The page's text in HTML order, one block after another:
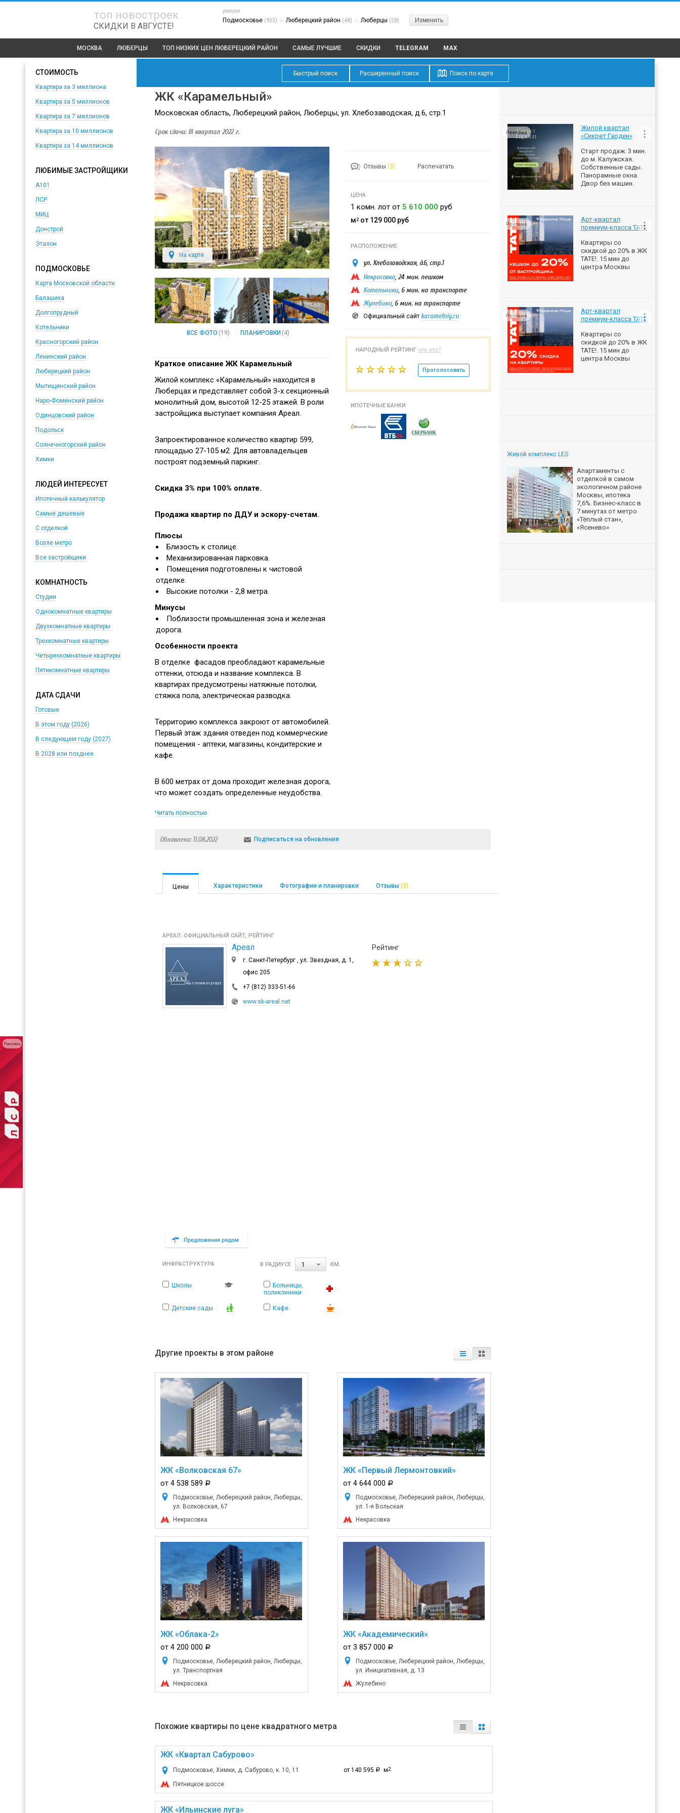
топ новостроек
СКИДКИ В АВГУСТЕ!
регион
Подмосковье (933) > Люберецкий район (48) > Люберцы (28) Изменить
МОСКВА ЛЮБЕРЦЫ ТОП НИЗКИХ ЦЕН ЛЮБЕРЕЦКИЙ РАЙОН САМЫЕ ЛУЧШИЕ СКИДКИ TELEGRAM MAX
СТОИМОСТЬ
Квартира за 3 миллиона
Квартира за 5 миллионов
Квартира за 7 миллионов
Квартира за 10 миллионов
Квартира за 14 миллионов
ЛЮБИМЫЕ ЗАСТРОЙЩИКИ
А101
ЛСР
МИЦ
Донстрой
Эталон
ПОДМОСКОВЬЕ
Карта Московской области
Балашиха
Долгопрудный
Котельники
Красногорский район
Ленинский район
Люберецкий район
Мытищинский район
Наро-Фоминский район
Одинцовский район
Подольск
Солнечногорский район
Химки
ЛЮДЕЙ ИНТЕРЕСУЕТ
Ипотечный калькулятор
Самые дешевые
С отделкой
Возле метро
Все застройщики
КОМНАТНОСТЬ
Студии
Однокомнатные квартиры
Двухкомнатные квартиры
Трехкомнатные квартиры
Четырехкомнатные квартиры
Пятикомнатные квартиры
ДАТА СДАЧИ
Готовые
В этом году (2026)
В следующем году (2027)
В 2028 или позднее
Быстрый поиск Расширенный поиск Поиск по карте
ЖК «Карамельный»
Московская область, Люберецкий район, Люберцы, ул. Хлебозаводская, д.6, стр.1
Срок сдачи: III квартал 2022 г.
Отзывы (3) Распечатать
На карте
ВСЕ ФОТО (19) ПЛАНИРОВКИ (4)
Краткое описание ЖК Карамельный
Жилой комплекс «Карамельный» находится в
Люберцах и представляет собой 3-х секционный
монолитный дом, высотой 12-25 этажей. В роли
застройщика выступает компания Ареал.
Запроектированное количество квартир 599,
площадью 27-105 м2. Для автовладельцев
построят подземный паркинг.
Скидка 3% при 100% оплате.
Продажа квартир по ДДУ и эскору-счетам.
Плюсы
Близость к столице.
Механизированная парковка.
Помещения подготовлены к чистовой
отделке.
Высокие потолки - 2,8 метра.
Минусы
Поблизости промышленная зона и железная
дорога.
Особенности проекта
В отделке фасадов преобладают карамельные
оттенки, отсюда и название комплекса. В
квартирах предусмотрены натяжные потолки,
стяжка пола, электрическая разводка.
Территорию комплекса закроют от автомобилей.
Первый этаж здания отведен под коммерческие
помещения - аптеки, магазины, кондитерские и
кафе.
В 600 метрах от дома проходит железная дорога,
что может создать определенные неудобства.
Инфраструктура района на высоком уровне -
супермаркеты. В нескольких минутах ходьбы
Читать полностью
ЦЕНА
1 комн. лот от 5 610 000 руб
м 2 от 129 000 руб
РАСПОЛОЖЕНИЕ
ул. Хлебозаводская, д.6, стр.1
Некрасовка, 24 мин. пешком
Котельники, 6 мин. на транспорте
Жулебино, 6 мин. на транспорте
Официальный сайт karamelniy.ru
НАРОДНЫЙ РЕЙТИНГ что это?
Проголосовать
ИПОТЕЧНЫЕ БАНКИ
Обновлено: 11.08.2022 Подписаться на обновления
Цены Характеристики Фотографии и планировки Отзывы (3)
АРЕАЛ: ОФИЦИАЛЬНЫЙ САЙТ, РЕЙТИНГ
Ареал
г. Санкт-Петербург , ул. Звездная, д. 1,
офис 205
+7 (812) 333-51-66
www.sk-areal.net
Рейтинг
ИНФРАСТРУКТУРА В РАДИУСЕ 1 КМ.
Школы
Больницы,
поликлиники
Детские сады Кафе
Другие проекты в этом районе
ЖК «Волковская 67»
от 4 538 589 a
Подмосковье, Люберецкий район, Люберцы,
ул. Волковская, 67
Некрасовка
ЖК «Первый Лермонтовкий»
от 4 644 000 a
Подмосковье, Люберецкий район, Люберцы,
ул. 1-я Вольская
Некрасовка
ЖК «Облака-2»
от 4 200 000 a
Подмосковье, Люберецкий район, Люберцы,
ул. Транспортная
Некрасовка
ЖК «Академический»
от 3 857 000 a
Подмосковье, Люберецкий район, Люберцы,
ул. Инициативная, д. 13
Жулебино
Похожие квартиры по цене квадратного метра
ЖК «Квартал Сабурово»
от 140 595 a м2
Подмосковье, Химки, д. Сабурово, к. 10, 11
Пятницкое шоссе
ЖК «Ильинские луга»
Реклама
Жилой квартал
«Сикрет Гарден»
Старт продаж. 3 мин.
до м. Калужская.
Собственные сады.
Панорамные окна.
Двор без машин.
Реклама
Арт-квартал
премиум-класса ТАТЕ
Квартиры со
скидкой до 20% в ЖК
ТАТЕ!. 15 мин до
центра Москвы
Реклама
Арт-квартал
премиум-класса ТАТЕ
Квартиры со
скидкой до 20% в ЖК
ТАТЕ!. 15 мин до
центра Москвы
Реклама
Живой комплекс LES
Апартаменты с
отделкой в самом
экологичном районе
Москвы, ипотека
7,6%. Бизнес-класс в
7 минутах от метро
«Тёплый стан»,
«Ясенево»